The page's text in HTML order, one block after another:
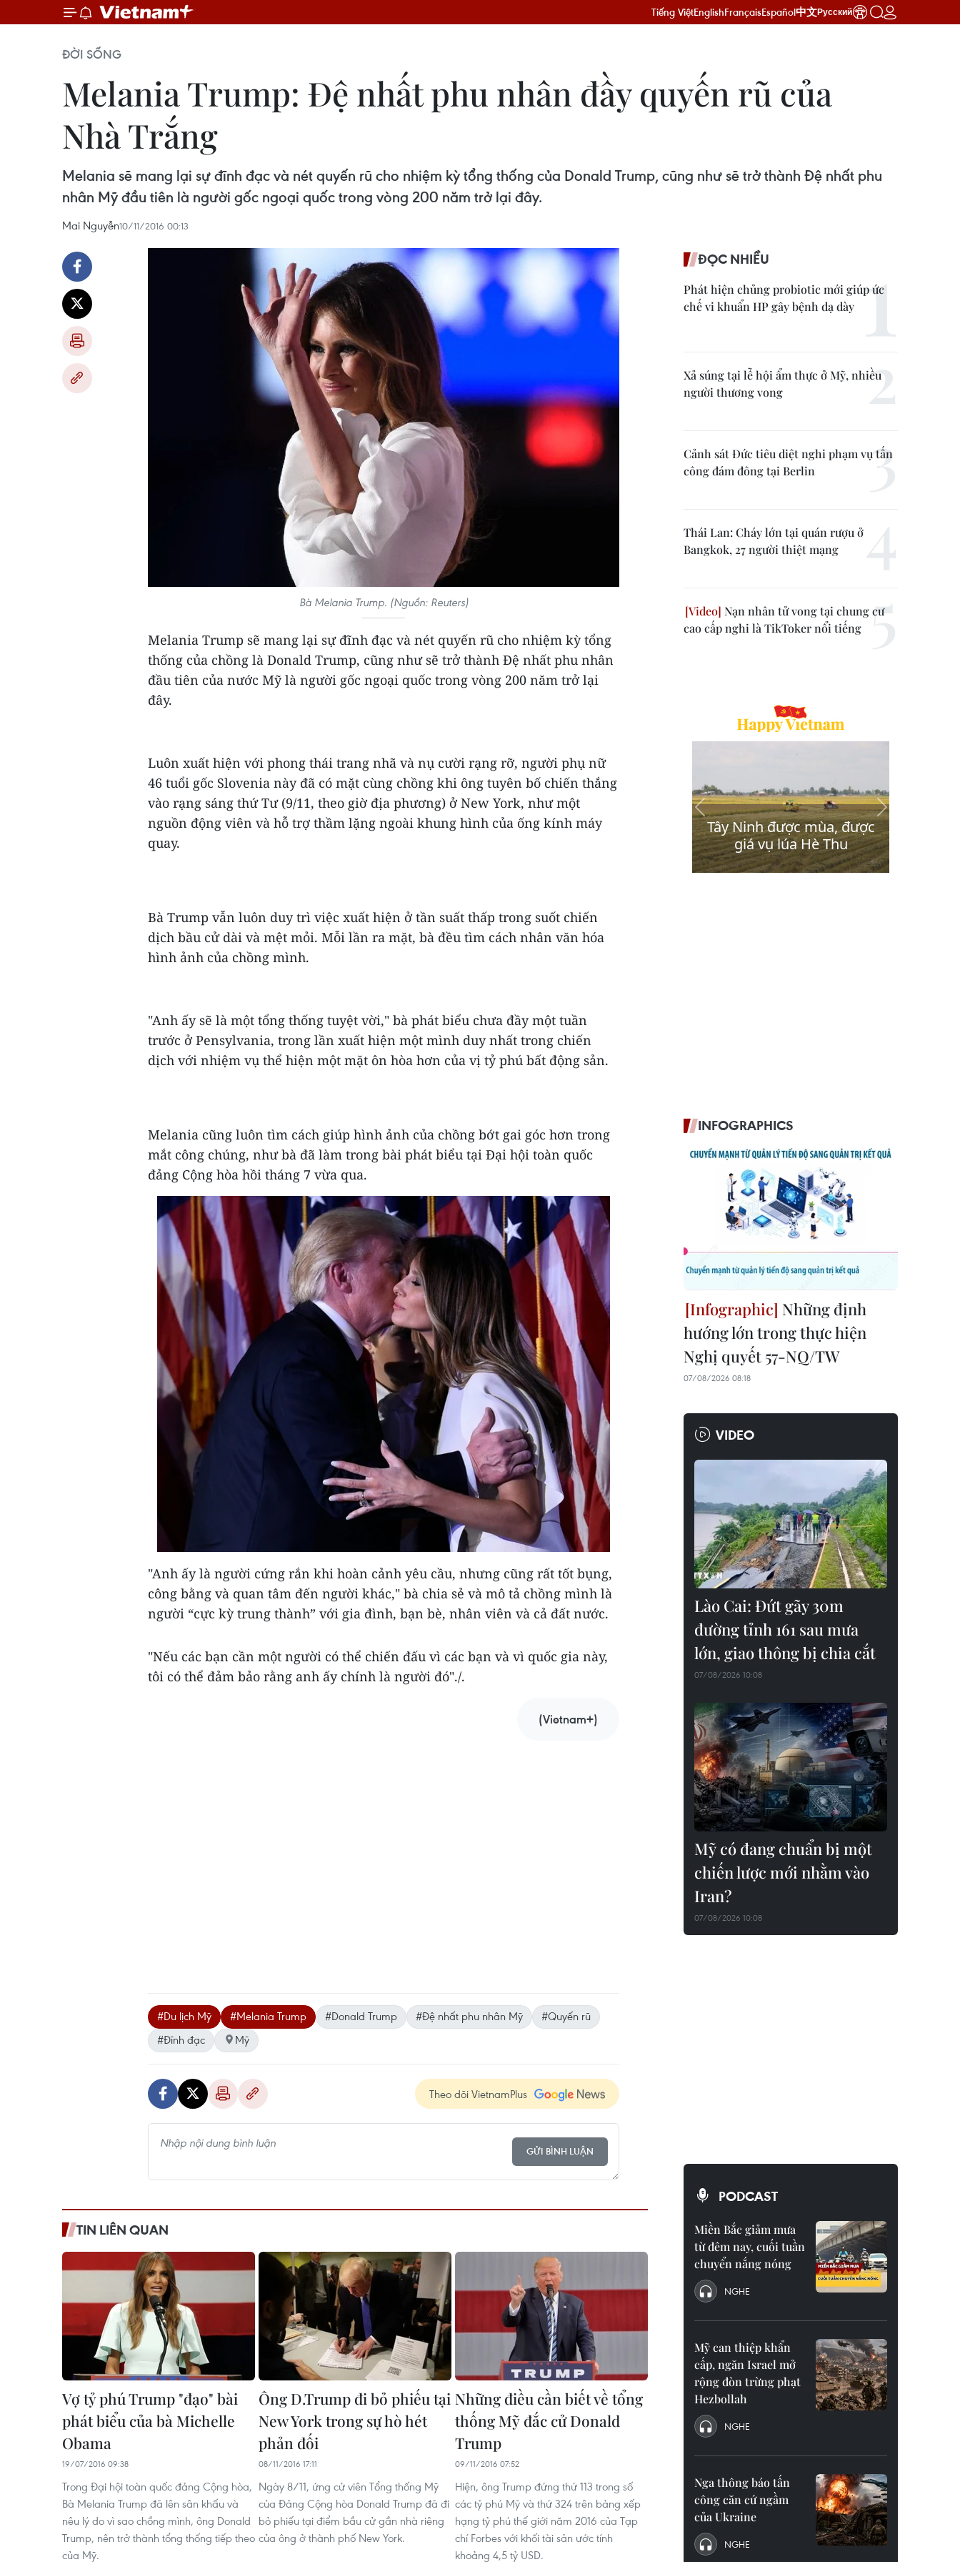
Tiếng ViệtEnglishFrançaisEspañol中文Русский
ĐỜI SỐNG
Melania Trump: Đệ nhất phu nhân đầy quyến rũ của
Nhà Trắng
Melania sẽ mang lại sự đĩnh đạc và nét quyến rũ cho nhiệm kỳ tổng thống của Donald Trump, cũng như sẽ trở thành Đệ nhất phu
nhân Mỹ đầu tiên là người gốc ngoại quốc trong vòng 200 năm trở lại đây.
Mai Nguyễn10/11/2016 00:13
Bà Melania Trump. (Nguồn: Reuters)
Melania Trump sẽ mang lại sự đĩnh đạc và nét quyến rũ cho nhiệm kỳ tổng
thống của chồng là Donald Trump, cũng như sẽ trở thành Đệ nhất phu nhân
đầu tiên của nước Mỹ là người gốc ngoại quốc trong vòng 200 năm trở lại
đây.
Luôn xuất hiện với phong thái trang nhã và nụ cười rạng rỡ, người phụ nữ
46 tuổi gốc Slovenia này đã có mặt cùng chồng khi ông tuyên bố chiến thắng
vào rạng sáng thứ Tư (9/11, theo giờ địa phương) ở New York, như một
nguồn động viên và hỗ trợ thầm lặng ngoài khung hình của ống kính máy
quay.
Bà Trump vẫn luôn duy trì việc xuất hiện ở tần suất thấp trong suốt chiến
dịch bầu cử dài và mệt mỏi. Mỗi lần ra mặt, bà đều tìm cách nhân văn hóa
hình ảnh của chồng mình.
"Anh ấy sẽ là một tổng thống tuyệt vời," bà phát biểu chưa đầy một tuần
trước ở Pensylvania, trong lần xuất hiện một mình duy nhất trong chiến
dịch với nhiệm vụ thể hiện một mặt ôn hòa hơn của vị tỷ phú bất động sản.
Melania cũng luôn tìm cách giúp hình ảnh của chồng bớt gai góc hơn trong
mắt công chúng, như bà đã làm trong bài phát biểu tại Đại hội toàn quốc
đảng Cộng hòa hồi tháng 7 vừa qua.
"Anh ấy là người cứng rắn khi hoàn cảnh yêu cầu, nhưng cũng rất tốt bụng,
công bằng và quan tâm đến người khác," bà chia sẻ và mô tả chồng mình là
người “cực kỳ trung thành” với gia đình, bạn bè, nhân viên và cả đất nước.
"Nếu các bạn cần một người có thể chiến đấu vì các bạn và vì quốc gia này,
tôi có thể đảm bảo rằng anh ấy chính là người đó"./.
(Vietnam+)
#Du lịch Mỹ #Melania Trump #Donald Trump #Đệ nhất phu nhân Mỹ
#Quyến rũ
#Đĩnh đạc
Mỹ
Theo dõi VietnamPlus
GỬI BÌNH LUẬN
TIN LIÊN QUAN
Vợ tỷ phú Trump "đạo" bài
phát biểu của bà Michelle
Obama
19/07/2016 09:38
Trong Đại hội toàn quốc đảng Cộng hòa,
Bà Melania Trump đã lên sân khấu và
nêu lý do vì sao chồng mình, ông Donald
Trump, nên trở thành tổng thống tiếp theo
của Mỹ.
Ông D.Trump đi bỏ phiếu tại
New York trong sự hò hét
phản đối
08/11/2016 17:11
Ngày 8/11, ứng cử viên Tổng thống Mỹ
của Đảng Cộng hòa Donald Trump đã đi
bỏ phiếu tại điểm bầu cử gần nhà riêng
của ông ở thành phố New York.
Những điều cần biết về tổng
thống Mỹ đắc cử Donald
Trump
09/11/2016 07:52
Hiện, ông Trump đứng thứ 113 trong số
các tỷ phú Mỹ và thứ 324 trên bảng xếp
hạng tỷ phú thế giới năm 2016 của Tạp
chí Forbes với khối tài sản ước tính
khoảng 4,5 tỷ USD.
ĐỌC NHIỀU
Phát hiện chủng probiotic mới giúp ức
chế vi khuẩn HP gây bệnh dạ dày
Xả súng tại lễ hội ẩm thực ở Mỹ, nhiều
người thương vong
Cảnh sát Đức tiêu diệt nghi phạm vụ tấn
công đám đông tại Berlin
Thái Lan: Cháy lớn tại quán rượu ở
Bangkok, 27 người thiệt mạng
Nạn nhân tử vong tại chung cư
cao cấp nghi là TikToker nổi tiếng
INFOGRAPHICS
Những định
hướng lớn trong thực hiện
Nghị quyết 57-NQ/TW
07/08/2026 08:18
VIDEO
Lào Cai: Đứt gãy 30m
đường tỉnh 161 sau mưa
lớn, giao thông bị chia cắt
07/08/2026 10:08
Mỹ có đang chuẩn bị một
chiến lược mới nhằm vào
Iran?
07/08/2026 10:08
PODCAST
Miền Bắc giảm mưa
từ đêm nay, cuối tuần
chuyển nắng nóng
NGHE
Mỹ can thiệp khẩn
cấp, ngăn Israel mở
rộng đòn trừng phạt
Hezbollah
NGHE
Nga thông báo tấn
công căn cứ ngầm
của Ukraine
NGHE